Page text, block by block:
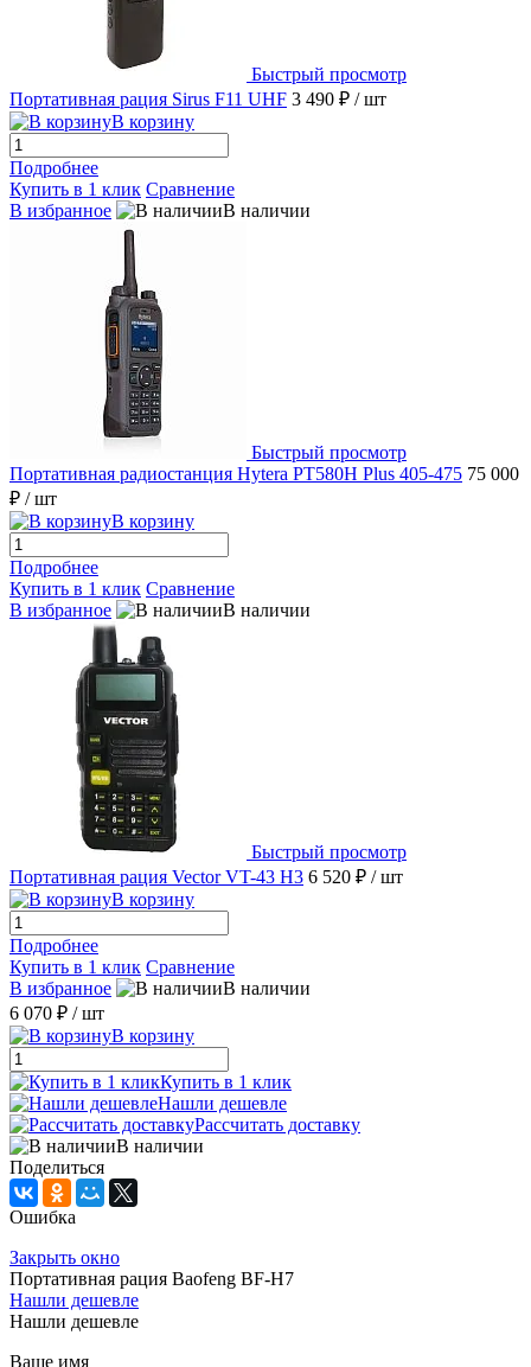
Быстрый просмотр
Портативная рация Sirus F11 UHF 3 490 ₽ / шт
В корзину
Подробнее
Купить в 1 клик Сравнение
В избранное
В наличии
Быстрый просмотр
Портативная радиостанция Hytera PT580H Plus 405-475 75 000
₽ / шт
В корзину
Подробнее
Купить в 1 клик Сравнение
В избранное
В наличии
Быстрый просмотр
Портативная рация Vector VT-43 H3 6 520 ₽ / шт
В корзину
Подробнее
Купить в 1 клик Сравнение
В избранное
В наличии
6 070 ₽ / шт
В корзину
Купить в 1 клик
Нашли дешевле
Рассчитать доставку
В наличии
Поделиться
Ошибка
Закрыть окно
Портативная рация Baofeng BF-H7
Нашли дешевле
Нашли дешевле
Ваше имя